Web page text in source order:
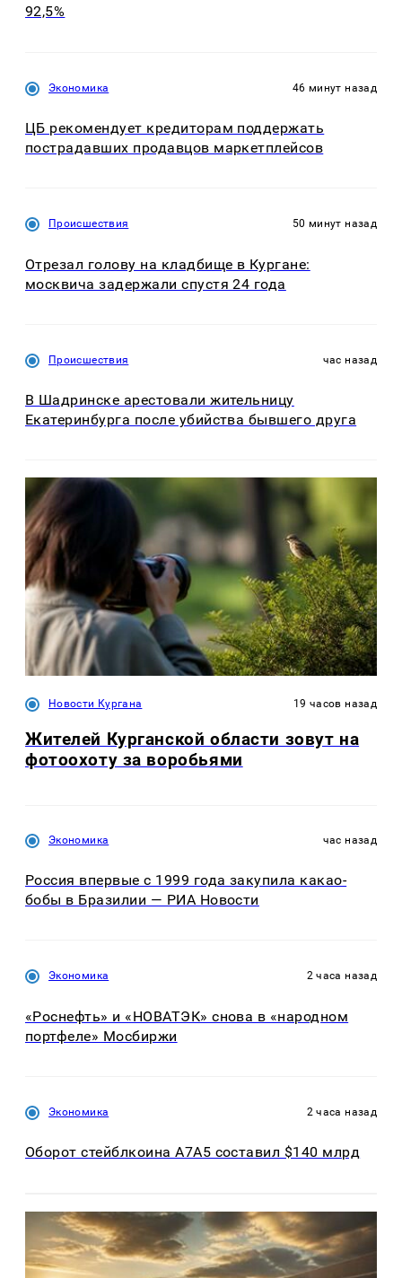
92,5%
Экономика 46 минут назад
ЦБ рекомендует кредиторам поддержать
пострадавших продавцов маркетплейсов
Происшествия 50 минут назад
Отрезал голову на кладбище в Кургане:
москвича задержали спустя 24 года
Происшествия час назад
В Шадринске арестовали жительницу
Екатеринбурга после убийства бывшего друга
Новости Кургана 19 часов назад
Жителей Курганской области зовут на
фотоохоту за воробьями
Экономика час назад
Россия впервые с 1999 года закупила какао-
бобы в Бразилии — РИА Новости
Экономика 2 часа назад
«Роснефть» и «НОВАТЭК» снова в «народном
портфеле» Мосбиржи
Экономика 2 часа назад
Оборот стейблкоина А7А5 составил $140 млрд